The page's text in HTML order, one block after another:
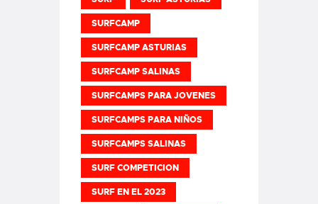
SURFCAMP
SURFCAMP ASTURIAS
SURFCAMP SALINAS
SURFCAMPS PARA JOVENES
SURFCAMPS PARA NIÑOS
SURFCAMPS SALINAS
SURF COMPETICION
SURF EN EL 2023